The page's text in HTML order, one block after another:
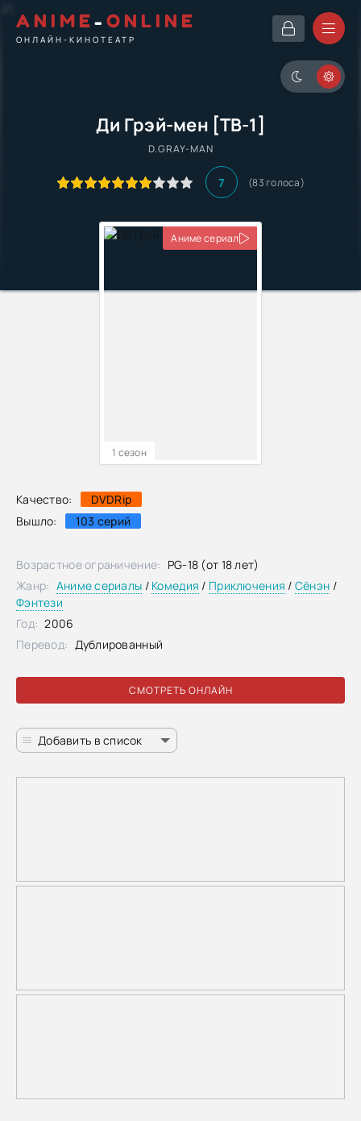
ANIME- ONLINE
ОНЛАЙН-КИНОТЕАТР
Ди Грэй-мен [ТВ-1]
D.GRAY-MAN
7 (83 голоса)
Качество:
DVDRip
Вышло:
103 серий
Аниме сериал
1 сезон
СМОТРЕТЬ ОНЛАЙН
Добавить в список
Возрастное ограничение: PG-18 (от 18 лет)
Жанр: Аниме сериалы / Комедия / Приключения / Сёнэн /
Фэнтези
Год: 2006
Перевод: Дублированный